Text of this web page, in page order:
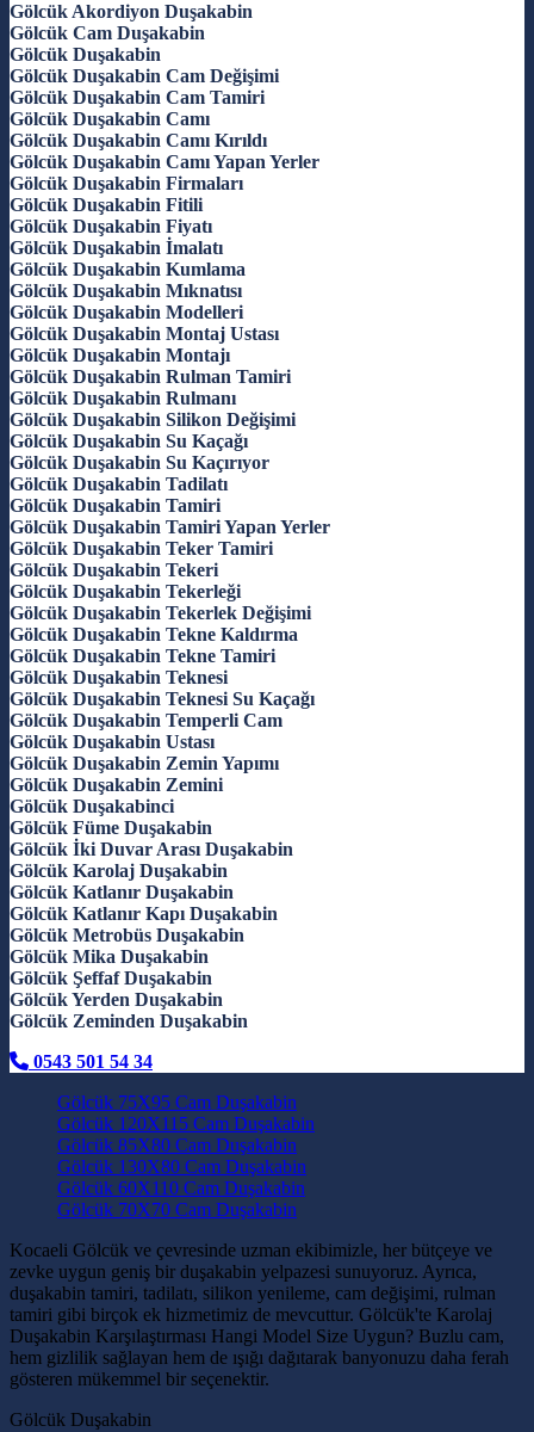
Gölcük Akordiyon Duşakabin
Gölcük Cam Duşakabin
Gölcük Duşakabin
Gölcük Duşakabin Cam Değişimi
Gölcük Duşakabin Cam Tamiri
Gölcük Duşakabin Camı
Gölcük Duşakabin Camı Kırıldı
Gölcük Duşakabin Camı Yapan Yerler
Gölcük Duşakabin Firmaları
Gölcük Duşakabin Fitili
Gölcük Duşakabin Fiyatı
Gölcük Duşakabin İmalatı
Gölcük Duşakabin Kumlama
Gölcük Duşakabin Mıknatısı
Gölcük Duşakabin Modelleri
Gölcük Duşakabin Montaj Ustası
Gölcük Duşakabin Montajı
Gölcük Duşakabin Rulman Tamiri
Gölcük Duşakabin Rulmanı
Gölcük Duşakabin Silikon Değişimi
Gölcük Duşakabin Su Kaçağı
Gölcük Duşakabin Su Kaçırıyor
Gölcük Duşakabin Tadilatı
Gölcük Duşakabin Tamiri
Gölcük Duşakabin Tamiri Yapan Yerler
Gölcük Duşakabin Teker Tamiri
Gölcük Duşakabin Tekeri
Gölcük Duşakabin Tekerleği
Gölcük Duşakabin Tekerlek Değişimi
Gölcük Duşakabin Tekne Kaldırma
Gölcük Duşakabin Tekne Tamiri
Gölcük Duşakabin Teknesi
Gölcük Duşakabin Teknesi Su Kaçağı
Gölcük Duşakabin Temperli Cam
Gölcük Duşakabin Ustası
Gölcük Duşakabin Zemin Yapımı
Gölcük Duşakabin Zemini
Gölcük Duşakabinci
Gölcük Füme Duşakabin
Gölcük İki Duvar Arası Duşakabin
Gölcük Karolaj Duşakabin
Gölcük Katlanır Duşakabin
Gölcük Katlanır Kapı Duşakabin
Gölcük Metrobüs Duşakabin
Gölcük Mika Duşakabin
Gölcük Şeffaf Duşakabin
Gölcük Yerden Duşakabin
Gölcük Zeminden Duşakabin
0543 501 54 34
Gölcük 75X95 Cam Duşakabin
Gölcük 120X115 Cam Duşakabin
Gölcük 85X80 Cam Duşakabin
Gölcük 130X80 Cam Duşakabin
Gölcük 60X110 Cam Duşakabin
Gölcük 70X70 Cam Duşakabin
Kocaeli Gölcük ve çevresinde uzman ekibimizle, her bütçeye ve
zevke uygun geniş bir duşakabin yelpazesi sunuyoruz. Ayrıca,
duşakabin tamiri, tadilatı, silikon yenileme, cam değişimi, rulman
tamiri gibi birçok ek hizmetimiz de mevcuttur. Gölcük'te Karolaj
Duşakabin Karşılaştırması Hangi Model Size Uygun? Buzlu cam,
hem gizlilik sağlayan hem de ışığı dağıtarak banyonuzu daha ferah
gösteren mükemmel bir seçenektir.
Gölcük Duşakabin